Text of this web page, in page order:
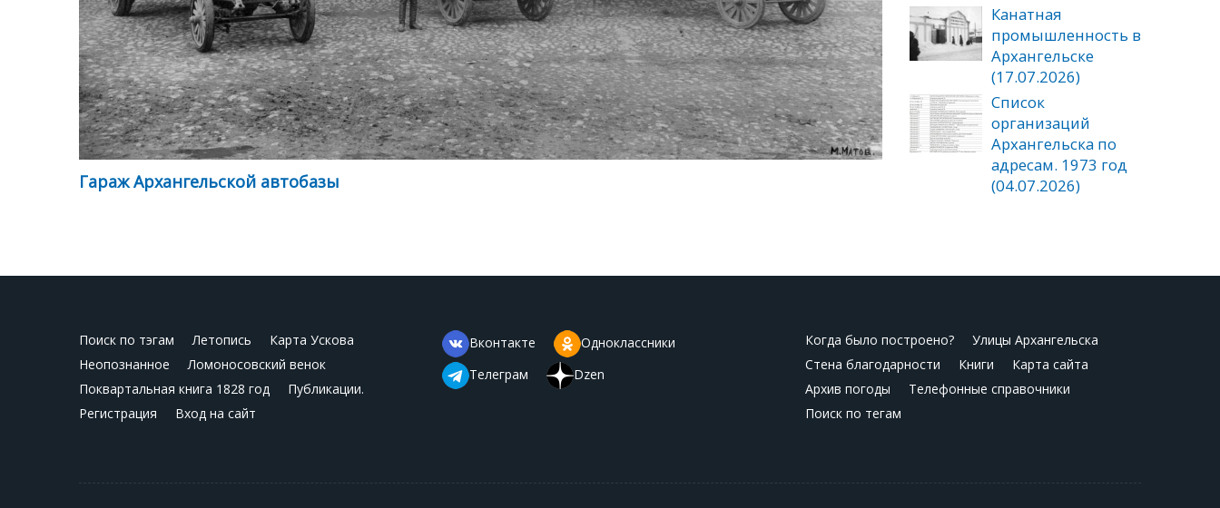
Гараж Архангельской автобазы
Канатная
промышленность в
Архангельске
(17.07.2026)
Список
организаций
Архангельска по
адресам. 1973 год
(04.07.2026)
Поиск по тэгам Летопись
Карта Ускова
Неопознанное
Ломоносовский венок
Поквартальная книга 1828 год
Публикации.
Регистрация
Вход на сайт
Вконтакте
Одноклассники
Телеграм
Dzen
Когда было построено?
Улицы Архангельска
Стена благодарности
Книги
Карта сайта
Архив погоды
Телефонные справочники
Поиск по тегам